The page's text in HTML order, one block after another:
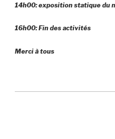
14h00: exposition statique du
16h00: Fin des activités
Merci à tous